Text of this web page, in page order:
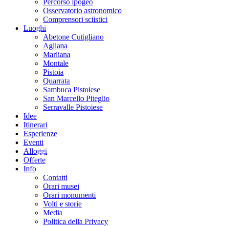
Percorso ipogeo
Osservatorio astronomico
Comprensori sciistici
Luoghi
Abetone Cutigliano
Agliana
Marliana
Montale
Pistoia
Quarrata
Sambuca Pistoiese
San Marcello Piteglio
Serravalle Pistoiese
Idee
Itinerari
Esperienze
Eventi
Alloggi
Offerte
Info
Contatti
Orari musei
Orari monumenti
Volti e storie
Media
Politica della Privacy